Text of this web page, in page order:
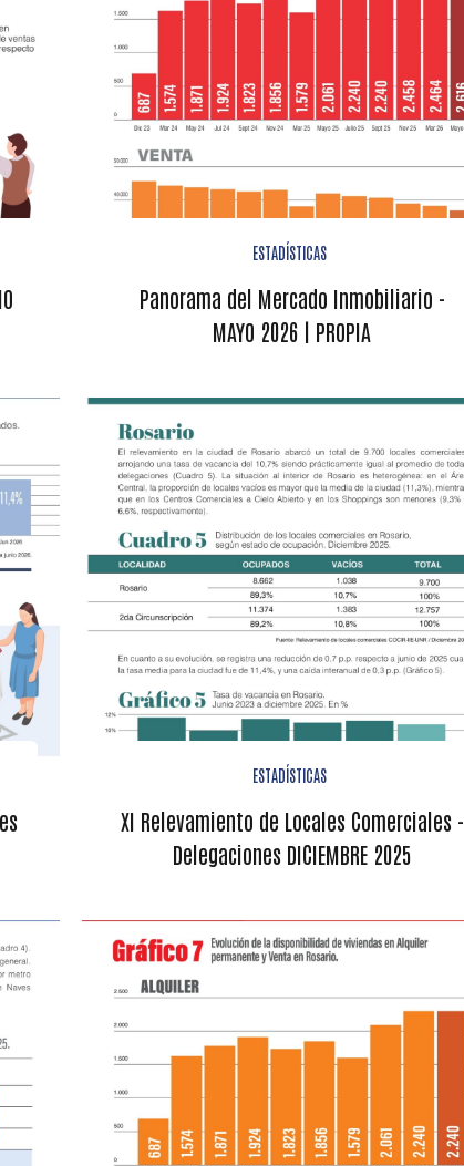
ESTADÍSTICAS
Panorama del Mercado Inmobiliario -
MAYO 2026 | PROPIA
ESTADÍSTICAS
XI Relevamiento de Locales Comerciales -
Delegaciones DICIEMBRE 2025